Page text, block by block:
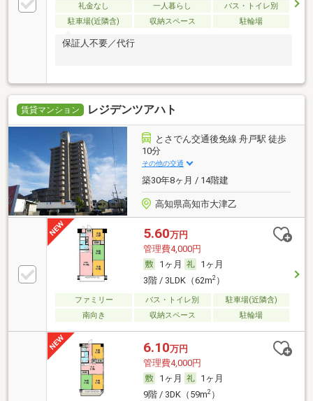
礼金なし 一人暮らし
バス・トイレ別
駐車場(近隣含)
収納スペース 駐輪場
保証人不要／代行
賃貸マンション レジデンツアハト
とさでん交通後免線 舟戸駅 徒歩
10分
その他の交通
築30年8ヶ月 / 14階建
高知県高知市大津乙
5.60万円
管理費4,000円
1ヶ月
1ヶ月
3階 / 3LDK（62m2）
ファミリー バス・トイレ別
駐車場(近隣含)
南向き
収納スペース 駐輪場
6.10万円
管理費4,000円
1ヶ月
1ヶ月
9階 / 3DK（59m2）